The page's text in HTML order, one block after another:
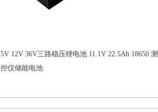
5V 12V 36V三路稳压锂电池 11.1V 22.5Ah 18650 测
控仪储能电池